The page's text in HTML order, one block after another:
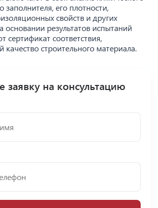
заполнителя, его плотности,
свойств и других
основании результатов испытаний
сертификат соответствия,
строительного материала.
заявку на консультацию